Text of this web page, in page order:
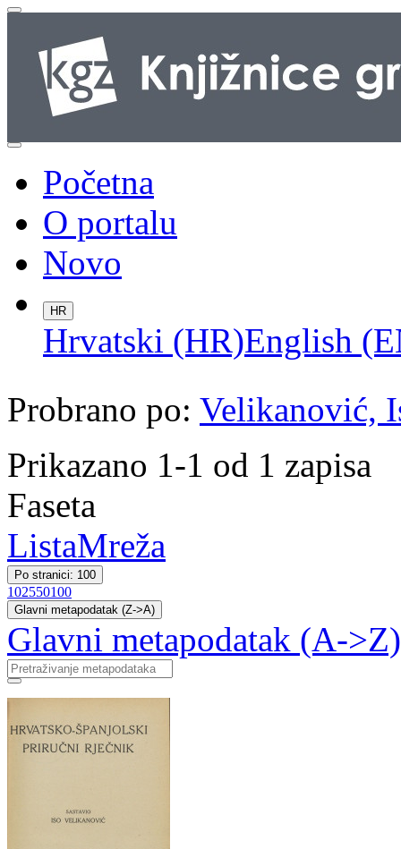
Početna
O portalu
Novo
HR
Hrvatski (HR)English
Probrano po: Velikanović,
Prikazano 1-1 od 1 zapisa
Faseta
ListaMreža
Po stranici: 100
102550100
Glavni metapodatak (Z->A)
Glavni metapodatak (A->Z)